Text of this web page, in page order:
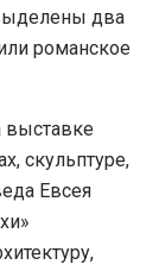
два
романское
выставке
скульптуре,
Евсея